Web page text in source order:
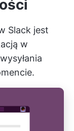
Slack jest
w